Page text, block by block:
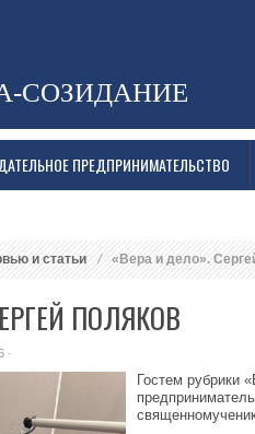
СОЗИДАНИЕ
ПРЕДПРИНИМАТЕЛЬСТВО
и статьи «Вера и дело».
ПОЛЯКОВ
·
Гостем рубрики